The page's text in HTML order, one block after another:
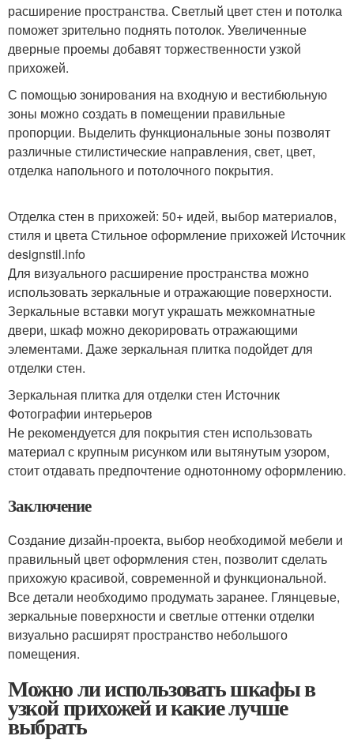
расширение пространства. Светлый цвет стен и потолка
поможет зрительно поднять потолок. Увеличенные
дверные проемы добавят торжественности узкой
прихожей.
С помощью зонирования на входную и вестибюльную
зоны можно создать в помещении правильные
пропорции. Выделить функциональные зоны позволят
различные стилистические направления, свет, цвет,
отделка напольного и потолочного покрытия.
Отделка стен в прихожей: 50+ идей, выбор материалов,
стиля и цветаСтильное оформление прихожей Источник
designstil.info
Для визуального расширение пространства можно
использовать зеркальные и отражающие поверхности.
Зеркальные вставки могут украшать межкомнатные
двери, шкаф можно декорировать отражающими
элементами. Даже зеркальная плитка подойдет для
отделки стен.
Зеркальная плитка для отделки стен Источник
Фотографии интерьеров
Не рекомендуется для покрытия стен использовать
материал с крупным рисунком или вытянутым узором,
стоит отдавать предпочтение однотонному оформлению.
Заключение
Создание дизайн-проекта, выбор необходимой мебели и
правильный цвет оформления стен, позволит сделать
прихожую красивой, современной и функциональной.
Все детали необходимо продумать заранее. Глянцевые,
зеркальные поверхности и светлые оттенки отделки
визуально расширят пространство небольшого
помещения.
Можно ли использовать шкафы в
узкой прихожей и какие лучше
выбрать